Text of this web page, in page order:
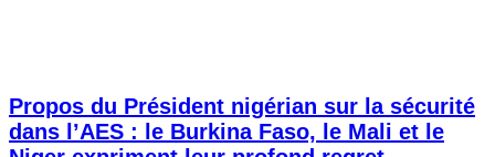
Propos du Président nigérian sur la sécurité
dans l’AES : le Burkina Faso, le Mali et le